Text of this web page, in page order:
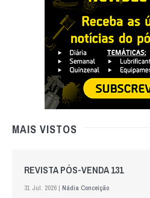
MAIS VISTOS
REVISTA PÓS-VENDA 131
31 Jul. 2026 | Nádia Conceição